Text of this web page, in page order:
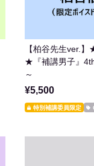
【柏谷先生ver.
★『補講男子』
～
¥5,500
特別補講委員限定